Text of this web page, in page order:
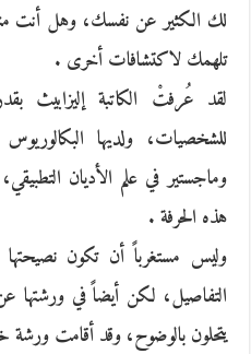
لك الكثير عن نفسك، وهل أنت
تلهمك لاكتشافات أخرى .
لقد عُرفتْ الكاتبة إليزابيث
للشخصيات، ولديها
وماجستير في علم الأديان
هذه الحرفة .
وليس مستغرباً أن تكون
التفاصيل، لكن أيضاً في ورشتها
يتحلون بالوضوح، وقد أقامت ورشة